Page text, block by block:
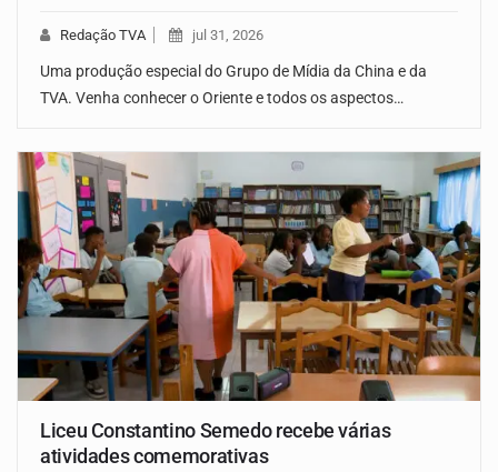
Redação TVA jul 31, 2026
Uma produção especial do Grupo de Mídia da China e da
TVA. Venha conhecer o Oriente e todos os aspectos…
Liceu Constantino Semedo recebe várias
atividades comemorativas